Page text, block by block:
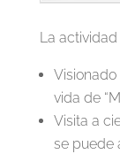
La
vida de
Visita a
se puede